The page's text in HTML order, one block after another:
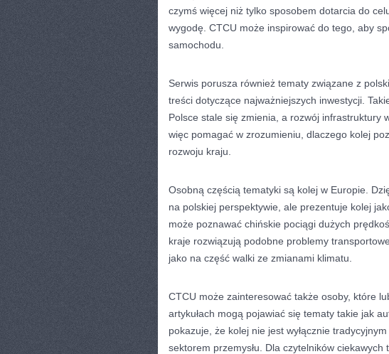
czymś więcej niż tylko sposobem dotarcia do
wygodę. CTCU może inspirować do tego, aby
samochodu.
Serwis porusza również tematy związane z
treści dotyczące najważniejszych inwestycji.
Polsce stale się zmienia, a rozwój infrastruktury
więc pomagać w zrozumieniu, dlaczego kolej
rozwoju kraju.
Osobną częścią tematyki są kolej w Europie.
na polskiej perspektywie, ale prezentuje kolej
może poznawać chińskie pociągi dużych
kraje rozwiązują podobne problemy
jako na część walki ze zmianami klimatu.
CTCU może zainteresować także osoby, które
artykułach mogą pojawiać się tematy takie jak
pokazuje, że kolej nie jest wyłącznie
sektorem przemysłu. Dla czytelników